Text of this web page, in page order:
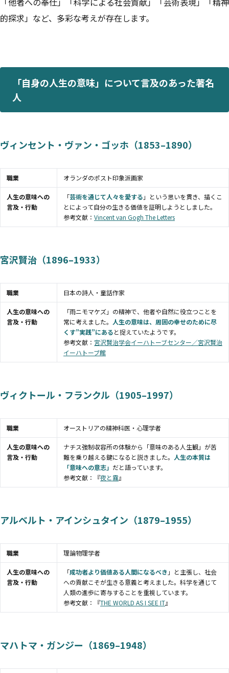
的探求」など、多彩な考えが存在します。
「自身の人生の意味」について言及のあった著名
人
ヴィンセント・ヴァン・ゴッホ（1853–1890）
職業 オランダのポスト印象派画家
人生の意味への
言及・行動
「芸術を通じて人々を愛する 」という思いを貫き、描くこ
とによって自分の生きる価値を証明しようとしました。
参考文献： Vincent van Gogh The Letters
宮沢賢治（1896–1933）
職業 日本の詩人・童話作家
人生の意味への
言及・行動
「雨ニモマケズ」の精神で、他者や自然に役立つことを
常に考えました。 人生の意味は、周囲の幸せのために尽
くす”実践”にあると捉えていたようです。
参考文献： 宮沢賢治学会イーハトーブセンター／宮沢賢治
イーハトーブ館
ヴィクトール・フランクル（1905–1997）
職業 オーストリアの精神科医・心理学者
人生の意味への
言及・行動
ナチス強制収容所の体験から「意味のある人生観」が苦
難を乗り越える鍵になると説きました。 人生の本質は
「意味への意志」 だと語っています。
参考文献：『夜と霧』
アルベルト・アインシュタイン（1879–1955）
職業 理論物理学者
人生の意味への
言及・行動
「成功者より価値ある人間になるべき 」と主張し、社会
への貢献こそが生きる意義と考えました。科学を通じて
人類の進歩に寄与することを重視しています。
参考文献：『THE WORLD AS I SEE IT』
マハトマ・ガンジー（1869–1948）